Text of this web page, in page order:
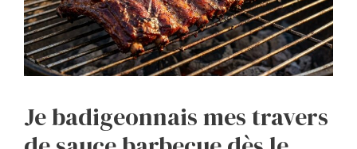
Je badigeonnais mes travers